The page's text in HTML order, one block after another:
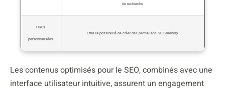
de recherche
URLs
personnalisées
Offre la possibilité de créer des permaliens SEO-friendly
Les contenus optimisés pour le SEO, combinés avec une
interface utilisateur intuitive, assurent un engagement